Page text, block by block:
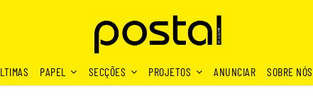
PAPEL SECÇÕES PROJETOS ANUNCIAR SOBRE NÓS